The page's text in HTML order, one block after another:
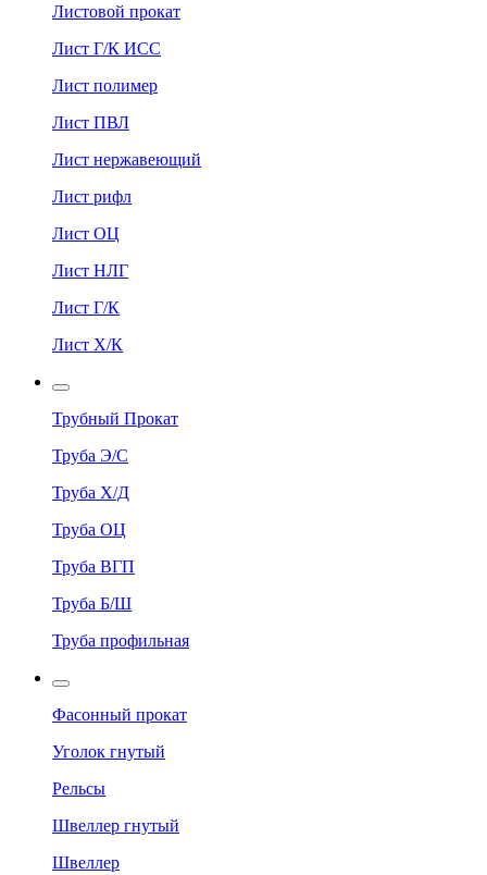
Листовой прокат
Лист Г/К ИСС
Лист полимер
Лист ПВЛ
Лист нержавеющий
Лист рифл
Лист ОЦ
Лист НЛГ
Лист Г/К
Лист Х/К
Трубный Прокат
Труба Э/С
Труба Х/Д
Труба ОЦ
Труба ВГП
Труба Б/Ш
Труба профильная
Фасонный прокат
Уголок гнутый
Рельсы
Швеллер гнутый
Швеллер